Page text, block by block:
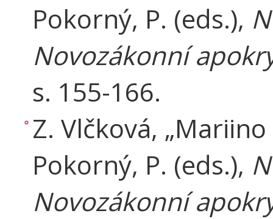
Pokorný, P. (eds.),
Novozákonní
s. 155-166.
Z. Vlčková,
Pokorný, P. (eds.),
Novozákonní